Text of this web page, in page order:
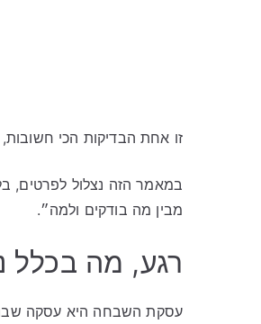
זו אחת הבדיקות הכי
במאמר הזה נצלול לפרטים,
מבין מה בודקים ולמה״.
רגע, מה
עסקת השבחה היא עסקה שבה